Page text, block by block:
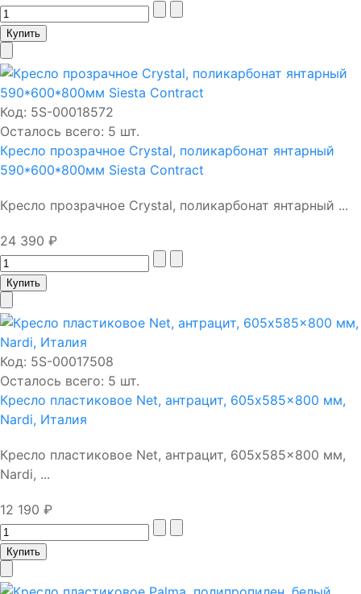
Код: 5S-00018572
Осталось всего: 5 шт.
Кресло прозрачное Crystal, поликарбонат янтарный
590*600*800мм Siesta Contract
Кресло прозрачное Crystal, поликарбонат янтарный ...
24 390 ₽
Код: 5S-00017508
Осталось всего: 5 шт.
Кресло пластиковое Net, антрацит, 605x585x800 мм,
Nardi, Италия
Кресло пластиковое Net, антрацит, 605x585x800 мм,
Nardi, ...
12 190 ₽